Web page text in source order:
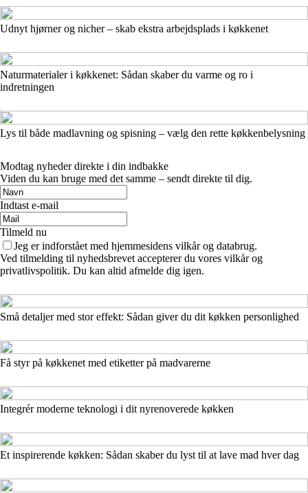
Udnyt hjørner og nicher – skab ekstra arbejdsplads i køkkenet
Naturmaterialer i køkkenet: Sådan skaber du varme og ro i
indretningen
Lys til både madlavning og spisning – vælg den rette køkkenbelysning
Modtag nyheder direkte i din indbakke
Viden du kan bruge med det samme – sendt direkte til dig.
Indtast e-mail
Tilmeld nu
Jeg er indforstået med hjemmesidens vilkår og databrug.
Ved tilmelding til nyhedsbrevet accepterer du vores vilkår og
privatlivspolitik. Du kan altid afmelde dig igen.
Små detaljer med stor effekt: Sådan giver du dit køkken personlighed
Få styr på køkkenet med etiketter på madvarerne
Integrér moderne teknologi i dit nyrenoverede køkken
Et inspirerende køkken: Sådan skaber du lyst til at lave mad hver dag